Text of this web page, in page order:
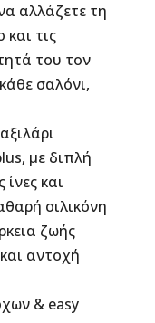
αλλάζετε τη
τις
του τον
σαλόνι,
με διπλή
και
σιλικόνη
ζωής
αντοχή
& easy